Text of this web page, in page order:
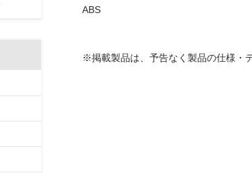
ABS
※掲載製品は、予告なく製品の仕様・